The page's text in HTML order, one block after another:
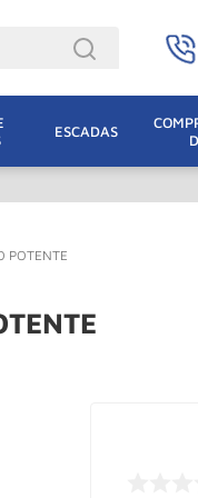
ESCADAS
POTENTE